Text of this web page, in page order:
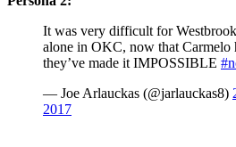
It was very difficult for
alone in OKC, now that Carmelo
they’ve made it IMPOSSIBLE
— Joe Arlauckas (@jarlauckas8)
2017